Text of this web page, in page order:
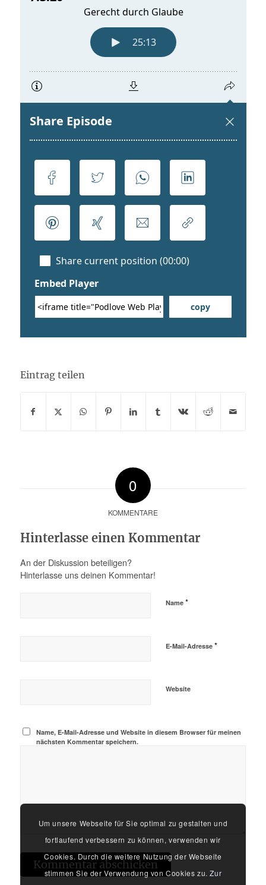
Eintrag teilen
0
KOMMENTARE
Hinterlasse einen Kommentar
An der Diskussion beteiligen?
Hinterlasse uns deinen Kommentar!
Name *
E-Mail-Adresse *
Website
Name, E-Mail-Adresse und Website in diesem Browser für meinen
nächsten Kommentar speichern.
Um unsere Webseite für Sie optimal zu gestalten und
fortlaufend verbessern zu können, verwenden wir
Cookies. Durch die weitere Nutzung der Webseite
stimmen Sie der Verwendung von Cookies zu.Zur